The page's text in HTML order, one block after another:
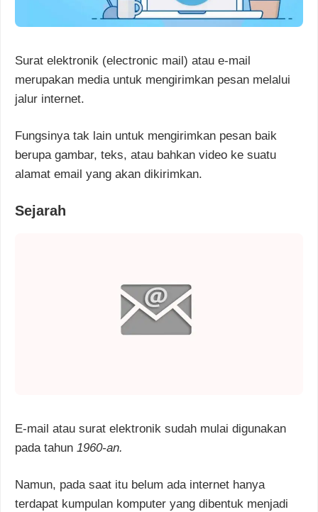
Surat elektronik (electronic mail) atau e-mail
merupakan media untuk mengirimkan pesan melalui
jalur internet.
Fungsinya tak lain untuk mengirimkan pesan baik
berupa gambar, teks, atau bahkan video ke suatu
alamat email yang akan dikirimkan.
Sejarah
E-mail atau surat elektronik sudah mulai digunakan
pada tahun 1960-an.
Namun, pada saat itu belum ada internet hanya
terdapat kumpulan komputer yang dibentuk menjadi